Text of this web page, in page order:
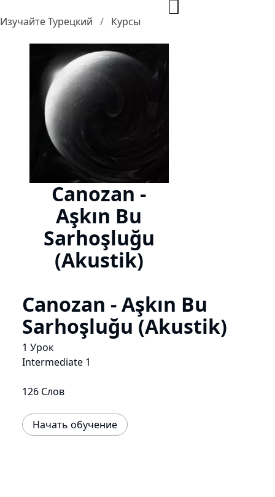
Изучайте Турецкий Курсы
Canozan -
Aşkın Bu
Sarhoşluğu
(Akustik)
Canozan - Aşkın Bu
Sarhoşluğu (Akustik)
1 Урок
Intermediate 1
126 Слов
Начать обучение